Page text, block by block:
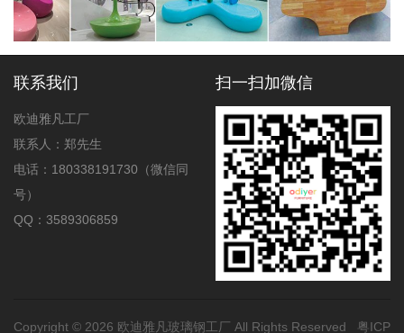
联系我们
欧迪雅凡工厂
联系人：郑先生
电话：180338191730（微信同
号）
QQ：3589306859
扫一扫加微信
Copyright © 2026 欧迪雅凡玻璃钢工厂 All Rights Reserved 粤ICP